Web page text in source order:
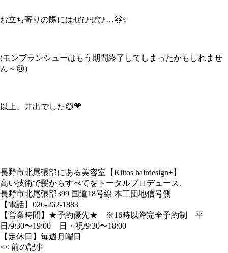
お立ち寄りの際にはぜひぜひ…🤗✨
(モンブランシューはもう期間終了してしまったかもしれませ
ん～😢)
以上、井出でした😊💗
長野市北尾張部にある美容室【Kiitos hairdesign+】
高い技術で髪からすべてをトータルプロデュース.
長野市北尾張部399 国道18号線 木工団地信号側
【電話】026-262-1883
【営業時間】★予約優先★ ※16時以降完全予約制 平
日/9:30〜19:00 日・祝/9:30〜18:00
【定休日】毎週月曜日
<< 前の記事